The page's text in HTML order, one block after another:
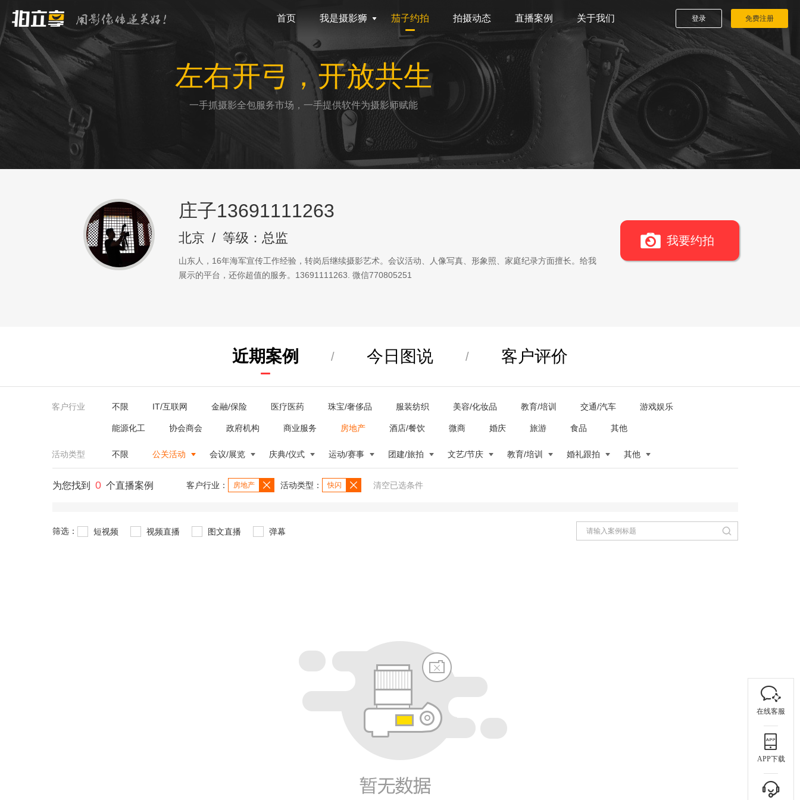
首页 我是摄影狮 茄子约拍 拍摄动态 直播案例 关于我们 登录 免费注册
左右开弓，开放共生
一手抓摄影全包服务市场，一手提供软件为摄影师赋能
庄子13691111263
北京 / 等级：总监
山东人，16年海军宣传工作经验，转岗后继续摄影艺术。会议活动、人像写真、形象照、家庭纪录方面擅长。给我
展示的平台，还你超值的服务。13691111263. 微信770805251
我要约拍
近期案例 / 今日图说 / 客户评价
客户行业 不限 IT/互联网 金融/保险 医疗医药 珠宝/奢侈品 服装纺织 美容/化妆品 教育/培训 交通/汽车 游戏娱乐
能源化工 协会商会 政府机构 商业服务 房地产 酒店/餐饮 微商 婚庆 旅游 食品 其他
活动类型 不限 公关活动 会议/展览 庆典/仪式 运动/赛事 团建/旅拍 文艺/节庆 教育/培训 婚礼跟拍 其他
为您找到 0 个直播案例 客户行业： 房地产 活动类型： 快闪 清空已选条件
筛选： 短视频 视频直播 图文直播 弹幕
在线客服
APP下载